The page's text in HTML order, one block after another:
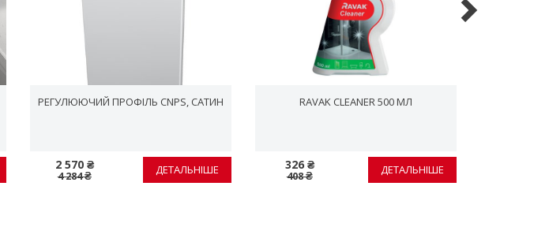
РЕГУЛЮЮЧИЙ ПРОФІЛЬ CNPS, САТИН
2 570 ₴
4 284 ₴ ДЕТАЛЬНІШЕ
RAVAK CLEANER 500 МЛ
326 ₴
408 ₴ ДЕТАЛЬНІШЕ